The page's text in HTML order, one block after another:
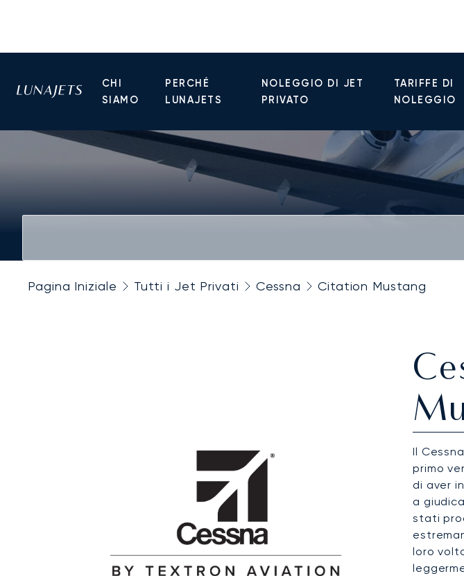
CHI
SIAMO
PERCHÉ
LUNAJETS
NOLEGGIO DI JET
PRIVATO
TARIFFE DI
NOLEGGIO
Pagina Iniziale Tutti i Jet Privati Cessna Citation Mustang
Il
primo
di aver
a
stati
loro